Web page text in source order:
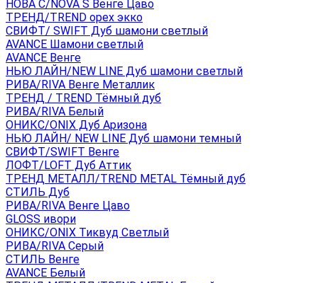
НОВА С/NOVA S Венге Цаво
ТРЕНД/TREND орех экко
СВИФТ/ SWIFT Дуб шамони светлый
AVANCE Шамони светлый
AVANCE Венге
НЬЮ ЛАЙН/NEW LINE Дуб шамони светлый
РИВА/RIVA Венге Металлик
TРЕНД / TREND Тёмный дуб
РИВА/RIVA Белый
ОНИКС/ONIX Дуб Аризона
НЬЮ ЛАЙН/ NEW LINE Дуб шамони темный
СВИФТ/SWIFT Венге
ЛОФТ/LOFT Дуб Аттик
ТРЕНД МЕТАЛЛ/TREND METAL Тёмный дуб
СТИЛЬ Дуб
РИВА/RIVA Венге Цаво
GLOSS ивори
ОНИКС/ONIX Тиквуд Светлый
РИВА/RIVA Серый
СТИЛЬ Венге
AVANСE Белый